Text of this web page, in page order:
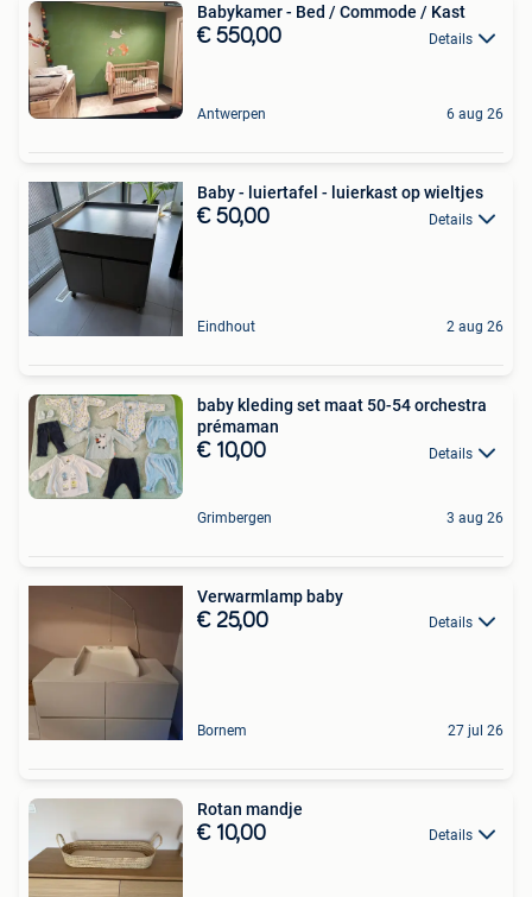
Babykamer - Bed / Commode / Kast
€ 550,00 Details
Antwerpen 6 aug 26
Baby - luiertafel - luierkast op wieltjes
€ 50,00 Details
Eindhout 2 aug 26
baby kleding set maat 50-54 orchestra
prémaman
€ 10,00 Details
Grimbergen 3 aug 26
Verwarmlamp baby
€ 25,00 Details
Bornem 27 jul 26
Rotan mandje
€ 10,00 Details